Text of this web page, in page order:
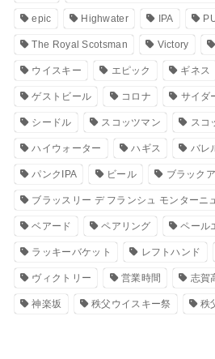
epic Highwater IPA
The Royal Scotsman Victory
ウイスキー エピック ギネス
ゲストビール コロナ サイダ
シードル スコッツマン スコ
ハイウォーター ハギス バレ
パンクIPA ビール ブラック
ブラッスリー デ フランシュ モンターニ
ベアード ペアリング ペール
ラッキーバケット レフトハンド
ヴィクトリー 営業時間 志賀
神楽坂 秩父ウイスキー祭 秩